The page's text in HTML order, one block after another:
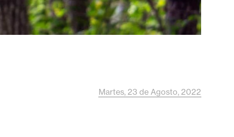
Martes, 23 de Agosto, 2022